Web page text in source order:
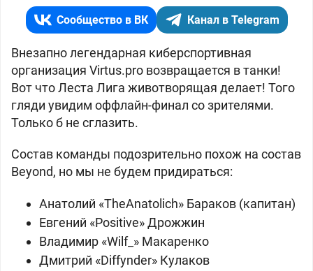
Сообщество в ВК Канал в Telegram
Внезапно легендарная киберспортивная
организация Virtus.рro возвращается в танки!
Вот что Леста Лига животворящая делает! Того
гляди увидим оффлайн-финал со зрителями.
Только б не сглазить.
Состав команды подозрительно похож на состав
Beyond, но мы не будем придираться:
Анатолий «TheAnatolich» Бараков (капитан)
Евгений «Positive» Дрожжин
Владимир «Wilf_» Макаренко
Дмитрий «Diffynder» Кулаков